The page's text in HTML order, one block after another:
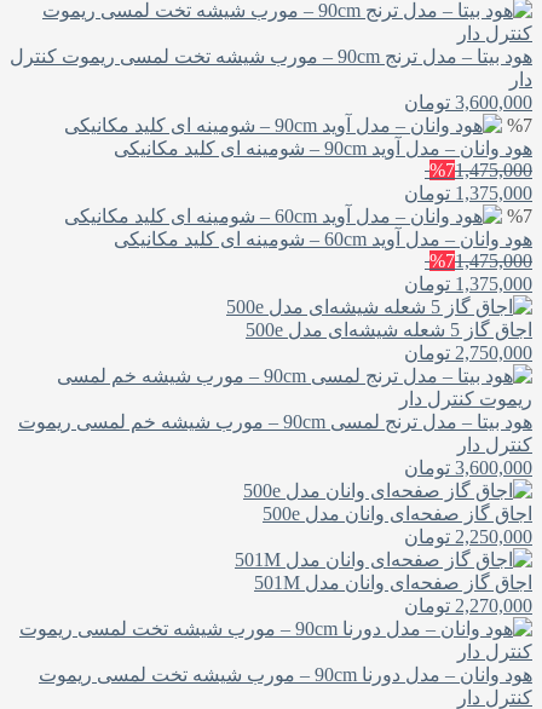
هود بیتا – مدل ترنج 90cm – مورب شیشه تخت لمسی ریموت کنترل
دار
3,600,000 تومان
%7
هود وانان – مدل آوید 90cm – شومینه ای کلید مکانیکی
%71,475,000
1,375,000 تومان
%7
هود وانان – مدل آوید 60cm – شومینه ای کلید مکانیکی
%71,475,000
1,375,000 تومان
اجاق گاز 5 شعله شیشه‌ای مدل 500e
2,750,000 تومان
هود بیتا – مدل ترنج لمسی 90cm – مورب شیشه خم لمسی ریموت
کنترل دار
3,600,000 تومان
اجاق گاز صفحه‌ای وانان مدل 500e
2,250,000 تومان
اجاق گاز صفحه‌ای وانان مدل 501M
2,270,000 تومان
هود وانان – مدل دورنا 90cm – مورب شیشه تخت لمسی ریموت
کنترل دار